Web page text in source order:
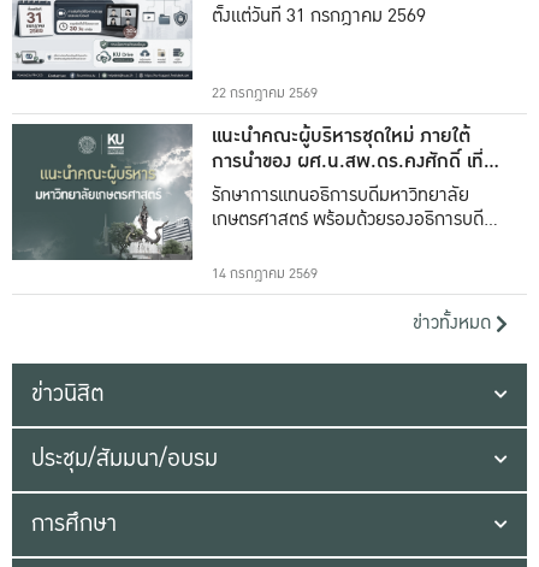
ตั้งแต่วันที่ 31 กรกฎาคม 2569
22 กรกฎาคม 2569
แนะนำคณะผู้บริหารชุดใหม่ ภายใต้
การนำของ ผศ.น.สพ.ดร.คงศักดิ์ เที่ยง
ธรรม
รักษาการแทนอธิการบดีมหาวิทยาลัย
เกษตรศาสตร์ พร้อมด้วยรองอธิการบดีทั้ง
14 กรกฎาคม 2569
ข่าวทั้งหมด
ข่าวนิสิต
ประชุม/สัมมนา/อบรม
การศึกษา